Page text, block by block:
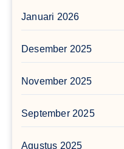
Januari 2026
Desember 2025
November 2025
September 2025
Agustus 2025